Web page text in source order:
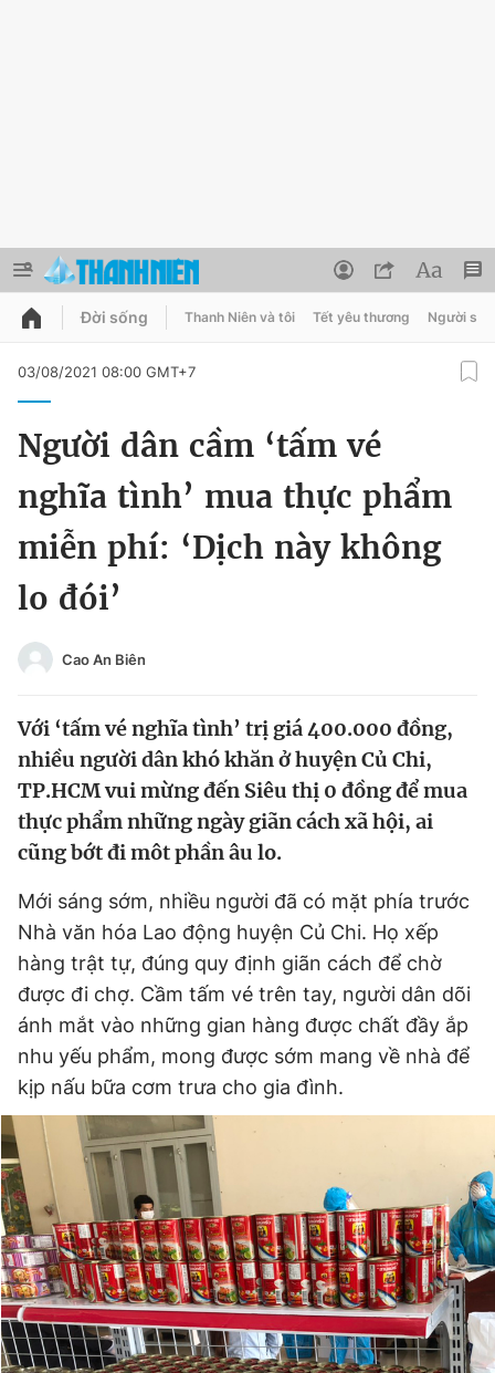
QUẢNG CÁO ĐẶT BÁO
Chuyên mục
Chuyên mục khác
Chào ngày mới Tin 24h
Tin thị trường
Sản phẩm khác
Tiện ích Bạn cần biết
Thông tin tòa soạn Liên hệ quảng cáo
Đọc Thanh Niên trên điện thoại
Theo dõi báo trên
Hotline
0906 645 777
Liên hệ quảng cáo
0908 780 404
Đặt báo Quảng cáo RSS Tòa soạn Chính sách bảo
Đổi mật khẩu
Tin đã lưu
Tin đã xem
Đăng xuất
Đời sống Thanh Niên và tôi Tết yêu thương Người
03/08/2021 08:00 GMT+7
Người dân cầm ‘tấm vé
nghĩa tình’ mua thực phẩm
miễn phí: ‘Dịch này không
lo đói’
Cao An Biên
Với ‘tấm vé nghĩa tình’ trị giá 400.000 đồng,
nhiều người dân khó khăn ở huyện Củ Chi,
TP.HCM vui mừng đến Siêu thị 0 đồng để mua
thực phẩm những ngày giãn cách xã hội, ai
cũng bớt đi môt phần âu lo.
Mới sáng sớm, nhiều người đã có mặt phía trước
Nhà văn hóa Lao động huyện Củ Chi. Họ xếp
hàng trật tự, đúng quy định giãn cách để chờ
được đi chợ. Cầm tấm vé trên tay, người dân dõi
ánh mắt vào những gian hàng được chất đầy ắp
nhu yếu phẩm, mong được sớm mang về nhà để
kịp nấu bữa cơm trưa cho gia đình.